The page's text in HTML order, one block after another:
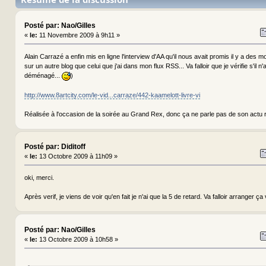
Posté par: Nao/Gilles
« le: 11 Novembre 2009 à 9h11 »
Alain Carrazé a enfin mis en ligne l'interview d'AA qu'il nous avait promis il y a des
sur un autre blog que celui que j'ai dans mon flux RSS... Va falloir que je vérifie s'il
déménagé...
)
http://www.8artcity.com/le-vid...carraze/442-kaamelott-livre-vi
Réalisée à l'occasion de la soirée au Grand Rex, donc ça ne parle pas de son actu
Posté par: Diditoff
« le: 13 Octobre 2009 à 11h09 »
oki, merci.
Après verif, je viens de voir qu'en fait je n'ai que la 5 de retard. Va falloir arranger ça
Posté par: Nao/Gilles
« le: 13 Octobre 2009 à 10h58 »